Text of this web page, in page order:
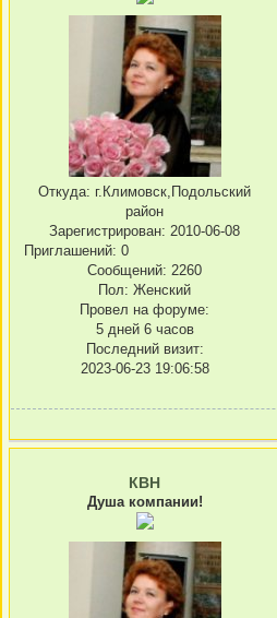
Откуда: г.Климовск,Подольский
район
Зарегистрирован: 2010-06-08
Приглашений: 0
Сообщений: 2260
Пол: Женский
Провел на форуме:
5 дней 6 часов
Последний визит:
2023-06-23 19:06:58
КВН
Душа компании!